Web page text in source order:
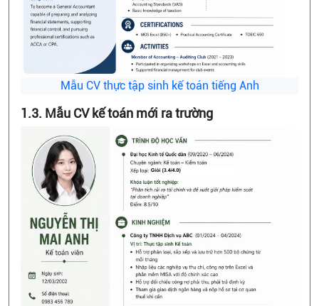
Mẫu CV thực tập sinh kế toán tiếng Anh
1.3. Mẫu CV kế toán mới ra trường